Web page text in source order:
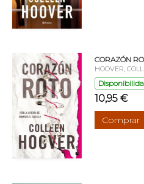
CORAZÓN
HOOVER,
10,95 €
Comprar